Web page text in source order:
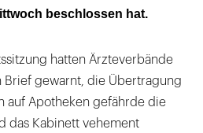
wird 2026 verhandelt
beschlossen hat.
hatten Ärzteverbände
Brief gewarnt, die Übertragung
auf Apotheken gefährde die
das Kabinett vehement